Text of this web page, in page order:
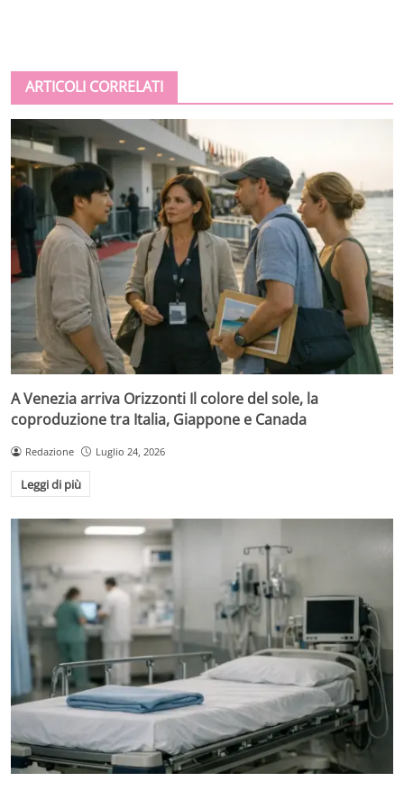
ARTICOLI CORRELATI
A Venezia arriva Orizzonti Il colore del sole, la
coproduzione tra Italia, Giappone e Canada
Redazione Luglio 24, 2026
Leggi di più